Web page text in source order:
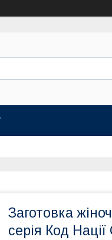
Заготовка
серія Код